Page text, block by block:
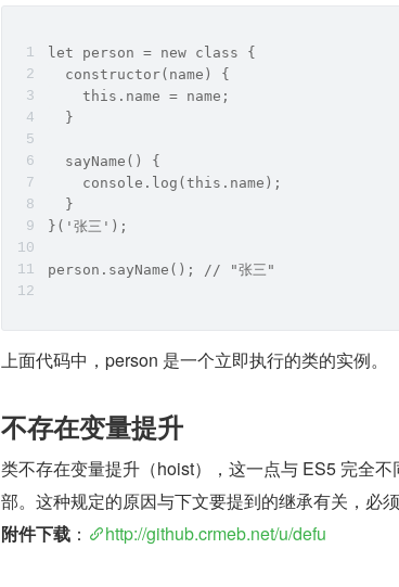
let person = new class {
  constructor(name) {
    this.name = name;
  }
  sayName() {
    console.log(this.name);
  }
}('张三');
person.sayName(); // "张三"
上面代码中，person 是一个立即执行的类的实例。
不存在变量提升
类不存在变量提升（hoist），这一点与 ES5 完全
部。这种规定的原因与下文要提到的继承有关，必
附件下载 ： http://github.crmeb.net/u/defu